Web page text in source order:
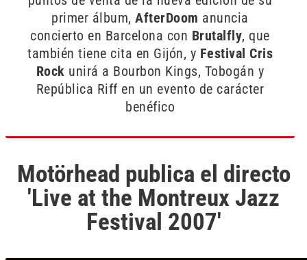
primer álbum,AfterDoom anuncia
concierto en Barcelona con Brutalfly, que
también tiene cita en Gijón, y Festival Cris
Rock unirá a Bourbon Kings, Tobogán y
República Riff en un evento de carácter
benéfico
Motörhead publica el directo
'Live at the Montreux Jazz
Festival 2007'